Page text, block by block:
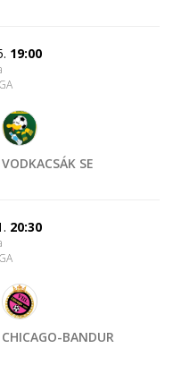
19:00
VODKACSÁK SE
20:30
CHICAGO-BANDUR